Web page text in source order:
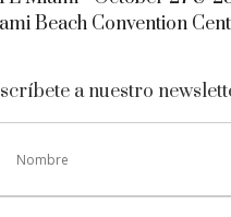
Beach Convention
a nuestro